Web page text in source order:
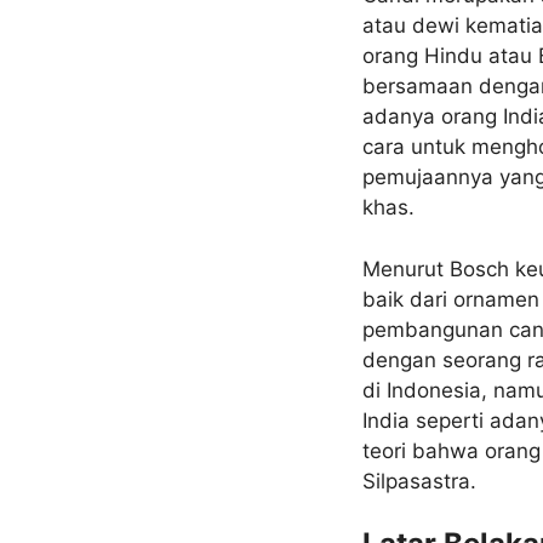
atau dewi
orang Hindu atau
bersamaan
adanya orang
cara untuk
pemujaannya
khas.
Menurut Bosch
baik dari
pembangunan
dengan seorang
di Indonesia,
India seperti
teori bahwa
Silpasastra.